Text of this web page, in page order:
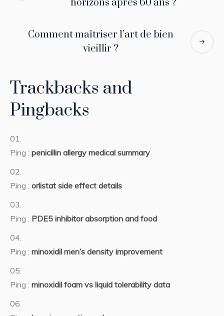
horizons après 60 ans ?
Comment maîtriser l’art de bien
vieillir ?
Trackbacks and
Pingbacks
Ping : penicillin allergy medical summary
Ping : orlistat side effect details
Ping : PDE5 inhibitor absorption and food
Ping : minoxidil men’s density improvement
Ping : minoxidil foam vs liquid tolerability data